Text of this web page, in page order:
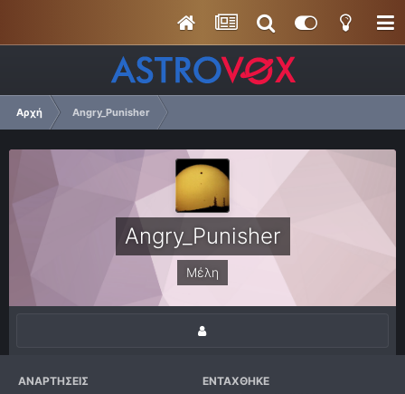
Αρχή Angry_Punisher
Angry_Punisher
Μέλη
ΑΝΑΡΤΉΣΕΙΣ ΕΝΤΆΧΘΗΚΕ